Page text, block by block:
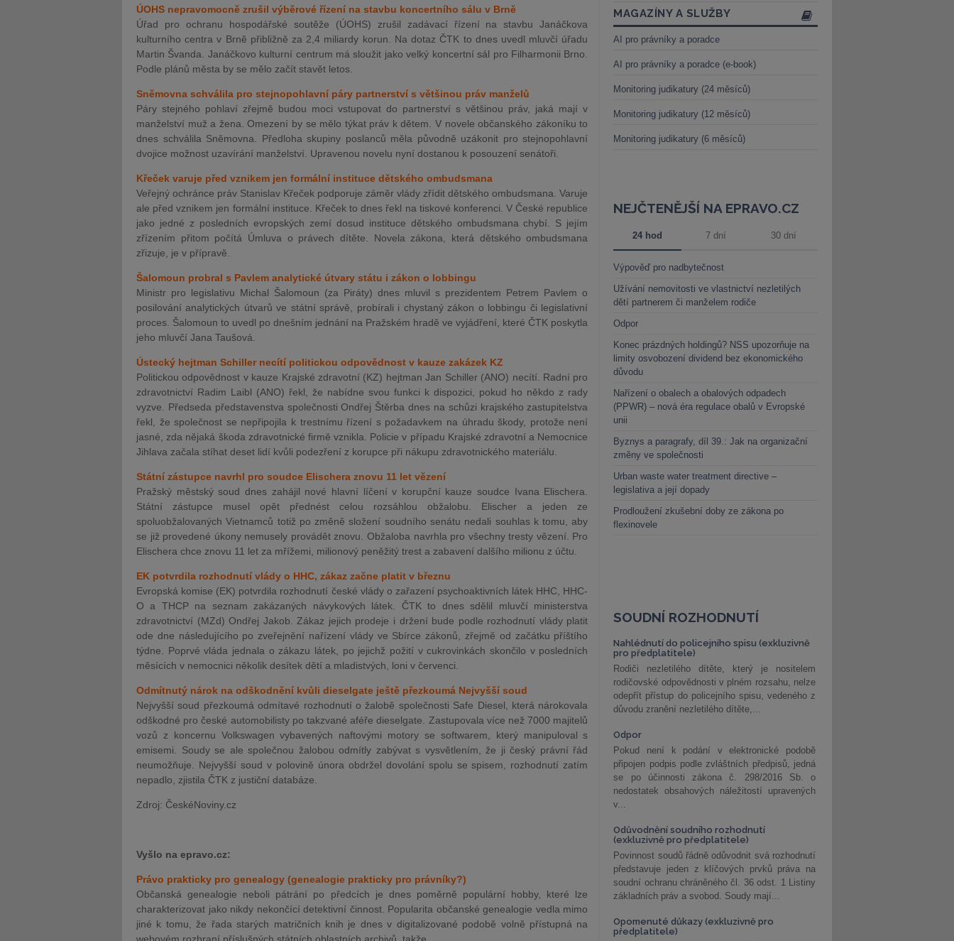
ÚOHS nepravomocně zrušil výběrové řízení na stavbu koncertního sálu v Brně
Úřad pro ochranu hospodářské soutěže (ÚOHS) zrušil zadávací řízení na stavbu Janáčkova
kulturního centra v Brně přibližně za 2,4 miliardy korun. Na dotaz ČTK to dnes uvedl mluvčí úřadu
Martin Švanda. Janáčkovo kulturní centrum má sloužit jako velký koncertní sál pro Filharmonii Brno.
Podle plánů města by se mělo začít stavět letos.
Sněmovna schválila pro stejnopohlavní páry partnerství s většinou práv manželů
Páry stejného pohlaví zřejmě budou moci vstupovat do partnerství s většinou práv, jaká mají v
manželství muž a žena. Omezení by se mělo týkat práv k dětem. V novele občanského zákoníku to
dnes schválila Sněmovna. Předloha skupiny poslanců měla původně uzákonit pro stejnopohlavní
dvojice možnost uzavírání manželství. Upravenou novelu nyní dostanou k posouzení senátoři.
Křeček varuje před vznikem jen formální instituce dětského ombudsmana
Veřejný ochránce práv Stanislav Křeček podporuje záměr vlády zřídit dětského ombudsmana. Varuje
ale před vznikem jen formální instituce. Křeček to dnes řekl na tiskové konferenci. V České republice
jako jedné z posledních evropských zemí dosud instituce dětského ombudsmana chybí. S jejím
zřízením přitom počítá Úmluva o právech dítěte. Novela zákona, která dětského ombudsmana
zřizuje, je v přípravě.
Šalomoun probral s Pavlem analytické útvary státu i zákon o lobbingu
Ministr pro legislativu Michal Šalomoun (za Piráty) dnes mluvil s prezidentem Petrem Pavlem o
posilování analytických útvarů ve státní správě, probírali i chystaný zákon o lobbingu či legislativní
proces. Šalomoun to uvedl po dnešním jednání na Pražském hradě ve vyjádření, které ČTK poskytla
jeho mluvčí Jana Taušová.
Ústecký hejtman Schiller necítí politickou odpovědnost v kauze zakázek KZ
Politickou odpovědnost v kauze Krajské zdravotní (KZ) hejtman Jan Schiller (ANO) necítí. Radní pro
zdravotnictví Radim Laibl (ANO) řekl, že nabídne svou funkci k dispozici, pokud ho někdo z rady
vyzve. Předseda představenstva společnosti Ondřej Štěrba dnes na schůzi krajského zastupitelstva
řekl, že společnost se nepřipojila k trestnímu řízení s požadavkem na úhradu škody, protože není
jasné, zda nějaká škoda zdravotnické firmě vznikla. Policie v případu Krajské zdravotní a Nemocnice
Jihlava začala stíhat deset lidí kvůli podezření z korupce při nákupu zdravotnického materiálu.
Státní zástupce navrhl pro soudce Elischera znovu 11 let vězení
Pražský městský soud dnes zahájil nové hlavní líčení v korupční kauze soudce Ivana Elischera.
Státní zástupce musel opět přednést celou rozsáhlou obžalobu. Elischer a jeden ze
spoluobžalovaných Vietnamců totiž po změně složení soudního senátu nedali souhlas k tomu, aby
se již provedené úkony nemusely provádět znovu. Obžaloba navrhla pro všechny tresty vězení. Pro
Elischera chce znovu 11 let za mřížemi, milionový peněžitý trest a zabavení dalšího milionu z účtu.
EK potvrdila rozhodnutí vlády o HHC, zákaz začne platit v březnu
Evropská komise (EK) potvrdila rozhodnutí české vlády o zařazení psychoaktivních látek HHC, HHC-
O a THCP na seznam zakázaných návykových látek. ČTK to dnes sdělil mluvčí ministerstva
zdravotnictví (MZd) Ondřej Jakob. Zákaz jejich prodeje i držení bude podle rozhodnutí vlády platit
ode dne následujícího po zveřejnění nařízení vlády ve Sbírce zákonů, zřejmě od začátku příštího
týdne. Poprvé vláda jednala o zákazu látek, po jejichž požití v cukrovinkách skončilo v posledních
měsících v nemocnici několik desítek dětí a mladistvých, loni v červenci.
Odmítnutý nárok na odškodnění kvůli dieselgate ještě přezkoumá Nejvyšší soud
Nejvyšší soud přezkoumá odmítavé rozhodnutí o žalobě společnosti Safe Diesel, která nárokovala
odškodné pro české automobilisty po takzvané aféře dieselgate. Zastupovala více než 7000 majitelů
vozů z koncernu Volkswagen vybavených naftovými motory se softwarem, který manipuloval s
emisemi. Soudy se ale společnou žalobou odmítly zabývat s vysvětlením, že ji český právní řád
neumožňuje. Nejvyšší soud v polovině února obdržel dovolání spolu se spisem, rozhodnutí zatím
nepadlo, zjistila ČTK z justiční databáze.
Zdroj: ČeskéNoviny.cz
Vyšlo na epravo.cz:
Právo prakticky pro genealogy (genealogie prakticky pro právníky?)
Občanská genealogie neboli pátrání po předcích je dnes poměrně populární hobby, které lze
charakterizovat jako nikdy nekončící detektivní činnost. Popularita občanské genealogie vedla mimo
jiné k tomu, že řada starých matričních knih je dnes v digitalizované podobě volně přístupná na
MAGAZÍNY A SLUŽBY
AI pro právníky a poradce
AI pro právníky a poradce (e-book)
Monitoring judikatury (24 měsíců)
Monitoring judikatury (12 měsíců)
Monitoring judikatury (6 měsíců)
NEJČTENĚJŠÍ NA EPRAVO.CZ
24 hod 7 dní 30 dní
Výpověď pro nadbytečnost
Užívání nemovitosti ve vlastnictví nezletilých
dětí partnerem či manželem rodiče
Odpor
Konec prázdných holdingů? NSS upozorňuje na
limity osvobození dividend bez ekonomického
důvodu
Nařízení o obalech a obalových odpadech
(PPWR) – nová éra regulace obalů v Evropské
unii
Byznys a paragrafy, díl 39.: Jak na organizační
změny ve společnosti
Urban waste water treatment directive –
legislativa a její dopady
Prodloužení zkušební doby ze zákona po
flexinovele
SOUDNÍ ROZHODNUTÍ
Nahlédnutí do policejního spisu (exkluzivně
pro předplatitele)
Rodiči nezletilého dítěte, který je nositelem
rodičovské odpovědnosti v plném rozsahu, nelze
odepřít přístup do policejního spisu, vedeného z
důvodu zranění nezletilého dítěte,...
Odpor
Pokud není k podání v elektronické podobě
připojen podpis podle zvláštních předpisů, jedná
se po účinnosti zákona č. 298/2016 Sb. o
nedostatek obsahových náležitostí upravených
v...
Odůvodnění soudního rozhodnutí
(exkluzivně pro předplatitele)
Povinnost soudů řádně odůvodnit svá rozhodnutí
představuje jeden z klíčových prvků práva na
soudní ochranu chráněného čl. 36 odst. 1 Listiny
základních práv a svobod. Soudy mají...
Opomenuté důkazy (exkluzivně pro
předplatitele)